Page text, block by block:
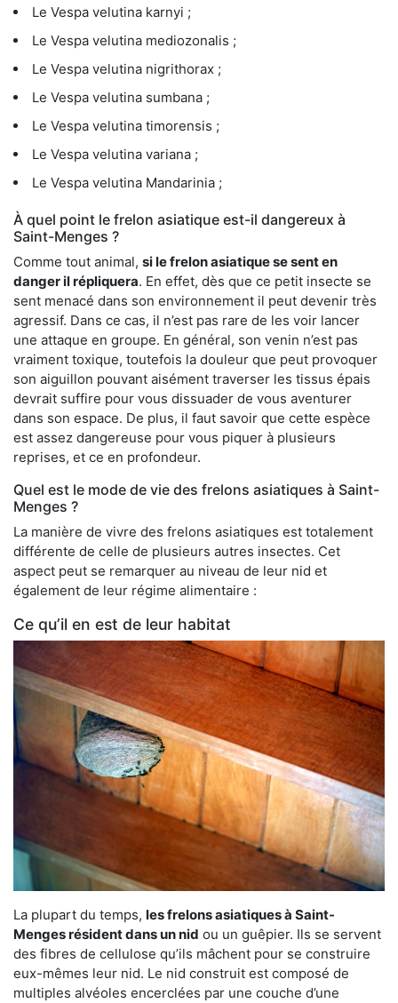
Le Vespa velutina karnyi ;
Le Vespa velutina mediozonalis ;
Le Vespa velutina nigrithorax ;
Le Vespa velutina sumbana ;
Le Vespa velutina timorensis ;
Le Vespa velutina variana ;
Le Vespa velutina Mandarinia ;
À quel point le frelon asiatique est-il dangereux à
Saint-Menges ?
Comme tout animal, si le frelon asiatique se sent en
danger il répliquera. En effet, dès que ce petit insecte se
sent menacé dans son environnement il peut devenir très
agressif. Dans ce cas, il n’est pas rare de les voir lancer
une attaque en groupe. En général, son venin n’est pas
vraiment toxique, toutefois la douleur que peut provoquer
son aiguillon pouvant aisément traverser les tissus épais
devrait suffire pour vous dissuader de vous aventurer
dans son espace. De plus, il faut savoir que cette espèce
est assez dangereuse pour vous piquer à plusieurs
reprises, et ce en profondeur.
Quel est le mode de vie des frelons asiatiques à Saint-
Menges ?
La manière de vivre des frelons asiatiques est totalement
différente de celle de plusieurs autres insectes. Cet
aspect peut se remarquer au niveau de leur nid et
également de leur régime alimentaire :
Ce qu’il en est de leur habitat
La plupart du temps, les frelons asiatiques à Saint-
Menges résident dans un nid ou un guêpier. Ils se servent
des fibres de cellulose qu’ils mâchent pour se construire
eux-mêmes leur nid. Le nid construit est composé de
multiples alvéoles encerclées par une couche d’une